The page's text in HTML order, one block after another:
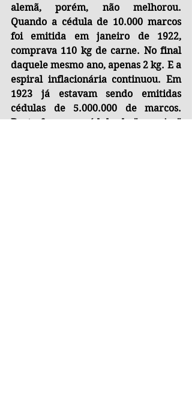
alemã, porém, não melhorou.
Quando a cédula de 10.000 marcos
foi emitida em janeiro de 1922,
comprava 110 kg de carne. No final
daquele mesmo ano, apenas 2 kg. E a
espiral inflacionária continuou. Em
1923 já estavam sendo emitidas
cédulas de 5.000.000 de marcos.
Desta forma, a cédula do "vampiro"